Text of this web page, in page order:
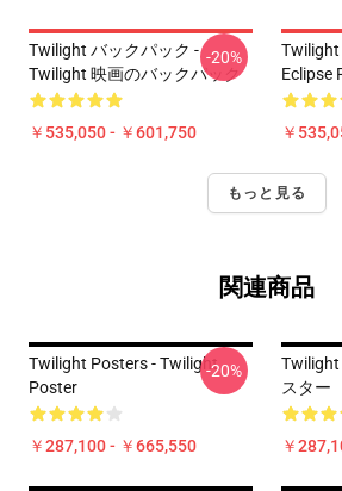
Twilight バックパック -
Twilight 映画のバックパック
￥535,050 - ￥601,750
-20%
Twilight
Eclipse
￥
もっと見る
関連商品
Twilight Posters - Twilight
Poster
￥287,100 - ￥665,550
-20%
Twilight
スター
￥